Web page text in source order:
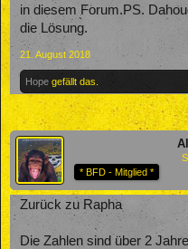
in diesem Forum.PS.
die Lösung.
21. August 2018
Hope gefällt das.
* BFD - Mitglied *
Zurück zu Rapha
Die Zahlen sind über 2